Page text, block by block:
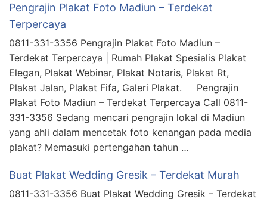
Pengrajin Plakat Foto Madiun – Terdekat
Terpercaya
0811-331-3356 Pengrajin Plakat Foto Madiun –
Terdekat Terpercaya | Rumah Plakat Spesialis Plakat
Elegan, Plakat Webinar, Plakat Notaris, Plakat Rt,
Plakat Jalan, Plakat Fifa, Galeri Plakat. Pengrajin
Plakat Foto Madiun – Terdekat Terpercaya Call 0811-
331-3356 Sedang mencari pengrajin lokal di Madiun
yang ahli dalam mencetak foto kenangan pada media
plakat? Memasuki pertengahan tahun …
Buat Plakat Wedding Gresik – Terdekat Murah
0811-331-3356 Buat Plakat Wedding Gresik – Terdekat